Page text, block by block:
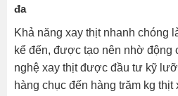
đa
Khả năng xay thịt nhanh chóng
kể đến, được tạo nên nhờ động
nghệ xay thịt được đầu tư kỹ
hàng chục đến hàng trăm kg thịt